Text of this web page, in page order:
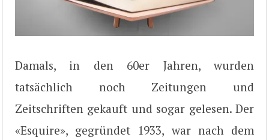
Damals, in den 60er Jahren, wurden
tatsächlich noch Zeitungen und
Zeitschriften gekauft und sogar gelesen. Der
«Esquire», gegründet 1933, war nach dem